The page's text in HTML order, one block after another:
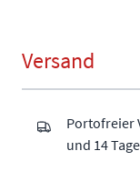
Versand
Portofreier
und 14